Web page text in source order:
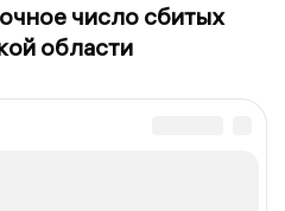
число сбитых
области